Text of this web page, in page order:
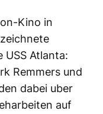
Kino in
USS Atlanta:
Remmers und
dabei uber
auf